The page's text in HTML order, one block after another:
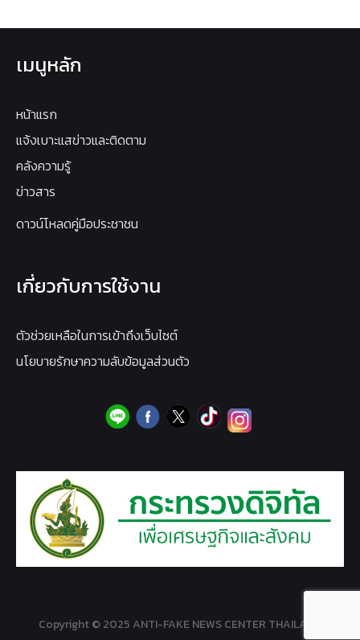
เมนูหลัก
หน้าแรก
แจ้งเบาะแสข่าวและติดตาม
คลังความรู้
ข่าวสาร
ดาวน์โหลดคู่มือประชาชน
เกี่ยวกับการใช้งาน
ตัวช่วยเหลือในการเข้าถึงเว็บไซต์
นโยบายรักษาความลับข้อมูลส่วนตัว
Copyright © 2025 ANTI-FAKE NEWS CENTER THAILAND